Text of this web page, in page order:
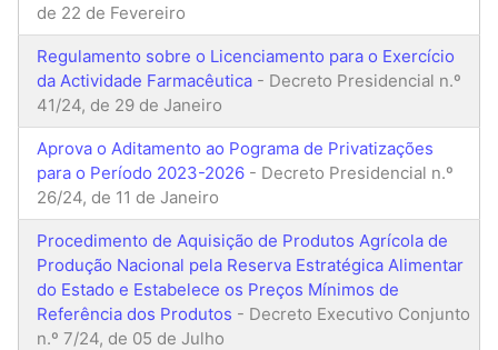
de 22 de Fevereiro
Regulamento sobre o Licenciamento para o Exercício
da Actividade Farmacêutica - Decreto Presidencial n.º
41/24, de 29 de Janeiro
Aprova o Aditamento ao Pograma de Privatizações
para o Período 2023-2026 - Decreto Presidencial n.º
26/24, de 11 de Janeiro
Procedimento de Aquisição de Produtos Agrícola de
Produção Nacional pela Reserva Estratégica Alimentar
do Estado e Estabelece os Preços Mínimos de
Referência dos Produtos - Decreto Executivo Conjunto
n.º 7/24, de 05 de Julho